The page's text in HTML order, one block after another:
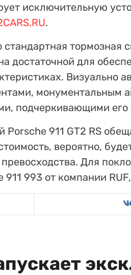
исключительную
.
достаточной для
Визуально
монументальным
подчеркивающими его
911 GT2 RS
вероятно,
превосходства. Для
911 993 от компании